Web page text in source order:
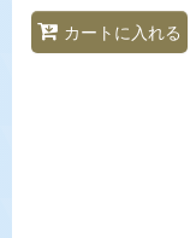
カートに入れる